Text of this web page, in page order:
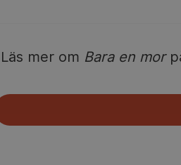
Läs mer om Bara en mor